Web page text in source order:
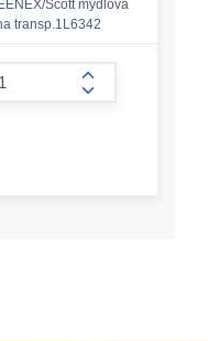
Scott mydlová
transp.1L6342
form.increase-